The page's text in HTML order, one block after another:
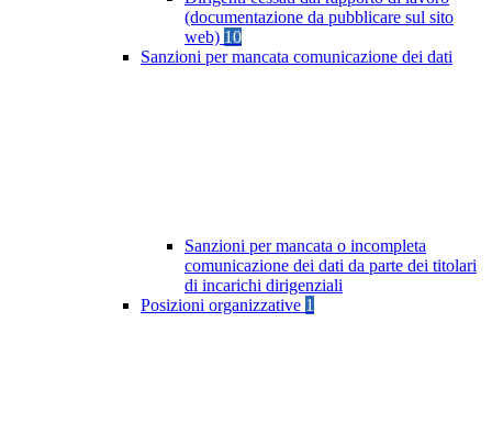
(documentazione da pubblicare sul sito
web) 10
Sanzioni per mancata comunicazione dei dati
Sanzioni per mancata o incompleta
comunicazione dei dati da parte dei titolari
di incarichi dirigenziali
Posizioni organizzative 1